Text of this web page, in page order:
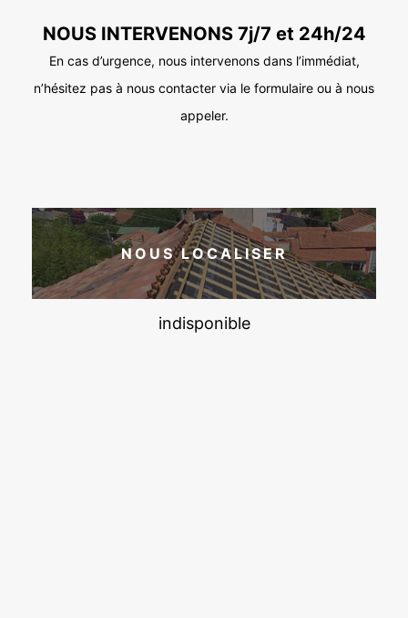
NOUS INTERVENONS 7j/7 et 24h/24
En cas d’urgence, nous intervenons dans l’immédiat,
n’hésitez pas à nous contacter via le formulaire ou à nous
appeler.
NOUS LOCALISER
indisponible